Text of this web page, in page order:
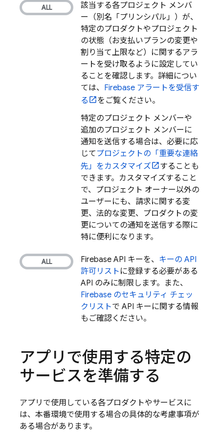
該当する各プロジェクト メンバ
ー（別名「プリンシパル」）が、
特定のプロダクトやプロジェクト
の状態（お支払いプランの変更や
割り当て上限など）に関するアラ
ートを受け取るように設定してい
ることを確認します。詳細につい
ては、 Firebase アラートを受信す
る
をご覧ください。
特定のプロジェクト メンバーや
追加のプロジェクト メンバーに
通知を送信する場合は、必要に応
じて プロジェクトの「重要な連絡
先」をカスタマイズ
することも
できます。カスタマイズすること
で、プロジェクト オーナー以外の
ユーザーにも、請求に関する変
更、法的な変更、プロダクトの変
更についての通知を送信する際に
特に便利になります。
Firebase API キーを、 キーの API
許可リスト に登録する必要がある
API のみに制限します。また、
Firebase のセキュリティ チェッ
クリストで API キーに関する情報
もご確認ください。
アプリで使用する特定の
サービスを準備する
アプリで使用している各プロダクトやサービスに
は、本番環境で使用する場合の具体的な考慮事項が
ある場合があります。